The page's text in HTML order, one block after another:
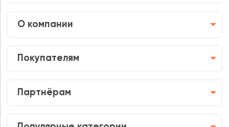
О компании
Покупателям
Партнёрам